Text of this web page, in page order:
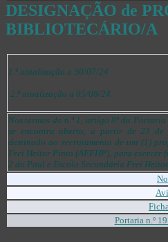
DESIGNAÇÃO de
BIBLIOTECÁRIO/A
1.ª atualização a 30/07/24
2.ª atualização a 05/08/24
Nos termos do n.º 1, artigo 8º da
se encontra aberto, a partir de 23 de
destinado ao recrutamento de um (1)
Frei Heitor Pinto (AEFHP), para exercer
2 do Paul e Escola Secundária Frei
Portaria n.º